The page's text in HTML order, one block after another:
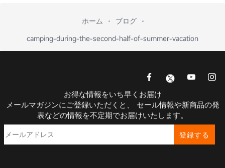
ホーム
ブログ
camping-during-the-second-half-of-summer-vacation
お得な情報をいち早くお届け
メールマガジンにご登録いただくと、 セール情報や新商品の発
表などの情報を不定期でお届けいたします。
登録する